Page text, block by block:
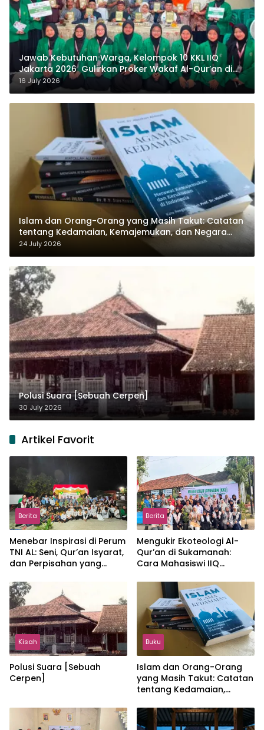
Jawab Kebutuhan Warga, Kelompok 10 KKL IIQ
Jakarta 2026 Gulirkan Proker Wakaf Al-Qur’an di
Sukamanah
16 July 2026
Islam dan Orang-Orang yang Masih Takut: Catatan
tentang Kedamaian, Kemajemukan, dan Negara
dalam Pemikiran Masykuri Abdillah
24 July 2026
Polusi Suara [Sebuah Cerpen]
30 July 2026
Artikel Favorit
Berita
Menebar Inspirasi di Perum
TNI AL: Seni, Qur’an Isyarat,
dan Perpisahan yang
Berita
Mengukir Ekoteologi Al-
Qur’an di Sukamanah:
Cara Mahasiswi IIQ
Jonggol
Kisah
Polusi Suara [Sebuah
Cerpen]
Buku
Islam dan Orang-Orang
yang Masih Takut: Catatan
tentang Kedamaian,
dalam Pemikiran Masykuri
Abdillah